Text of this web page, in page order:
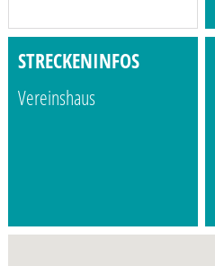
STRECKENINFOS
Vereinshaus